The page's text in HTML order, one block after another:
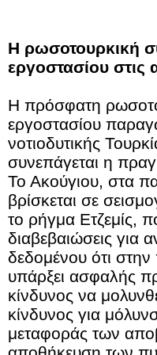
Η ρωσοτουρκική
εργοστασίου στις
Η πρόσφατη
εργοστασίου
νοτιοδυτικής
συνεπάγεται η
Το Ακούγιου, στα
βρίσκεται σε
το ρήγμα Ετζεμίς,
διαβεβαιώσεις για
δεδομένου ότι
υπάρξει ασφαλής
κίνδυνος να
κίνδυνος για
μεταφοράς των